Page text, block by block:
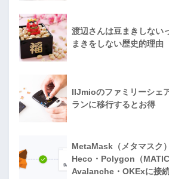
渡辺さんは豆まきしない
まきをしない歴史的理由
IIJmioのファミリーシェ
ランに移行するとお得
MetaMask（メタマスク
Heco・Polygon（
Avalanche・OKExに接